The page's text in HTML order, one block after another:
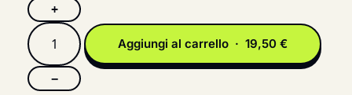
+
−
Aggiungi al carrello · 19,50 €